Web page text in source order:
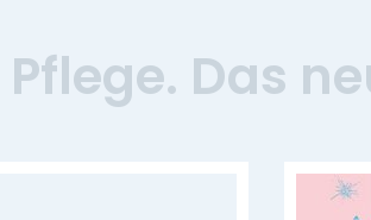
Das